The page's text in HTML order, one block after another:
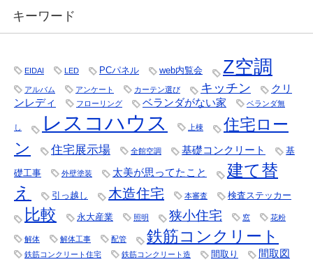
キーワード
EIDAI LED PCパネル web内覧会 Z空調
アルバム アンケート カーテン選び キッチン
クリ
ンレディ
フローリング ベランダがない家 ベランダ無
し レスコハウス 上棟
住宅ロー
ン
住宅展示場 全館空調 基礎コンクリート 基
礎工事 外壁塗装 太美が思ってたこと
建て替
え
引っ越し 木造住宅 本審査 検査ステッカー
比較 永大産業 照明 狭小住宅 窓 花粉
解体 解体工事 配管 鉄筋コンクリート
鉄筋コンクリート住宅 鉄筋コンクリート造 間取り 間取図